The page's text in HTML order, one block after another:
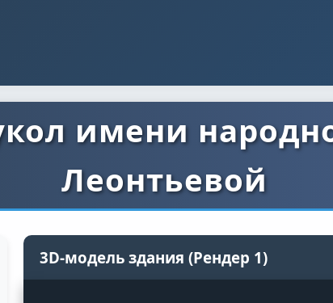
имени
Леонтьевой
3D-модель здания (Рендер 1)